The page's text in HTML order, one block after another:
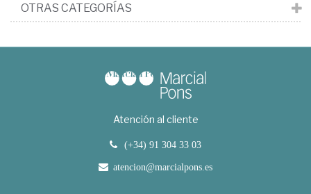
OTRAS CATEGORÍAS
Atención al cliente
(+34) 91 304 33 03
atencion@marcialpons.es